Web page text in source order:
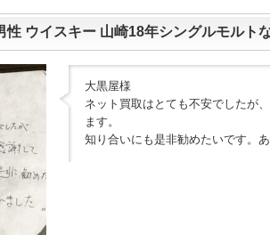
性 ウイスキー 山崎18年シングルモルト
大黒屋様
ネット買取はとても不安でしたが
ます。
知り合いにも是非勧めたいです。